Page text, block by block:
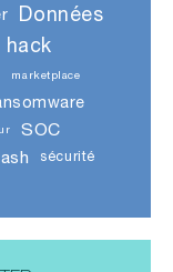
Données
hack
marketplace
SOC
sécurité